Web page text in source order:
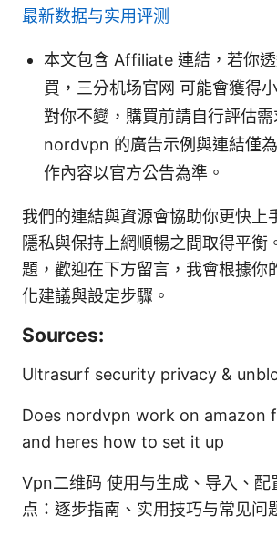
最新数据与实用评测
本文包含 Affiliate 連結，若你
買，三分机场官网 可能會獲得
對你不變，購買前請自行評估需
nordvpn 的廣告示例與連結僅
作內容以官方公告為準。
我們的連結與資源會協助你更快上
隱私與保持上網順暢之間取得平衡
題，歡迎在下方留言，我會根據你
化建議與設定步驟。
Sources:
Ultrasurf security privacy &
Does nordvpn work on amazon
and heres how to set it up
Vpn二维码 使用与生成、导入、配
点：逐步指南、实用技巧与常见问